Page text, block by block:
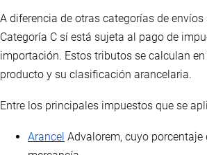
A diferencia de otras categorías de
Categoría C sí está sujeta al pago de
importación. Estos tributos se calculan
producto y su clasificación arancelaria.
Entre los principales impuestos que se
Arancel Advalorem, cuyo porcentaje